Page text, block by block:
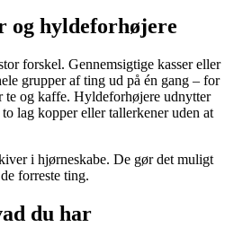
og hyldeforhøjere
forskel. Gennemsigtige kasser eller
grupper af ting ud på én gang – for
te og kaffe. Hyldeforhøjere udnytter
lag kopper eller tallerkener uden at
i hjørneskabe. De gør det muligt
forreste ting.
du har